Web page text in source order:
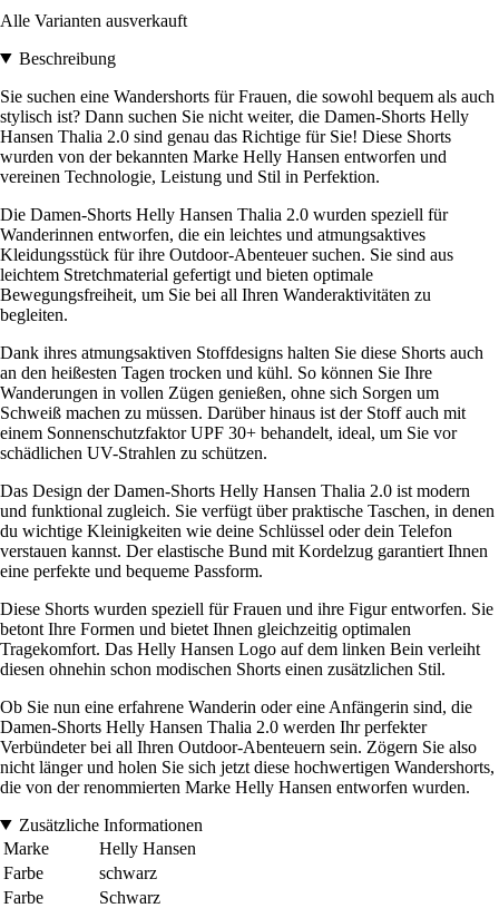
Alle Varianten ausverkauft
Beschreibung
Sie suchen eine Wandershorts für Frauen, die sowohl bequem als auch
stylisch ist? Dann suchen Sie nicht weiter, die Damen-Shorts Helly
Hansen Thalia 2.0 sind genau das Richtige für Sie! Diese Shorts
wurden von der bekannten Marke Helly Hansen entworfen und
vereinen Technologie, Leistung und Stil in Perfektion.
Die Damen-Shorts Helly Hansen Thalia 2.0 wurden speziell für
Wanderinnen entworfen, die ein leichtes und atmungsaktives
Kleidungsstück für ihre Outdoor-Abenteuer suchen. Sie sind aus
leichtem Stretchmaterial gefertigt und bieten optimale
Bewegungsfreiheit, um Sie bei all Ihren Wanderaktivitäten zu
begleiten.
Dank ihres atmungsaktiven Stoffdesigns halten Sie diese Shorts auch
an den heißesten Tagen trocken und kühl. So können Sie Ihre
Wanderungen in vollen Zügen genießen, ohne sich Sorgen um
Schweiß machen zu müssen. Darüber hinaus ist der Stoff auch mit
einem Sonnenschutzfaktor UPF 30+ behandelt, ideal, um Sie vor
schädlichen UV-Strahlen zu schützen.
Das Design der Damen-Shorts Helly Hansen Thalia 2.0 ist modern
und funktional zugleich. Sie verfügt über praktische Taschen, in denen
du wichtige Kleinigkeiten wie deine Schlüssel oder dein Telefon
verstauen kannst. Der elastische Bund mit Kordelzug garantiert Ihnen
eine perfekte und bequeme Passform.
Diese Shorts wurden speziell für Frauen und ihre Figur entworfen. Sie
betont Ihre Formen und bietet Ihnen gleichzeitig optimalen
Tragekomfort. Das Helly Hansen Logo auf dem linken Bein verleiht
diesen ohnehin schon modischen Shorts einen zusätzlichen Stil.
Ob Sie nun eine erfahrene Wanderin oder eine Anfängerin sind, die
Damen-Shorts Helly Hansen Thalia 2.0 werden Ihr perfekter
Verbündeter bei all Ihren Outdoor-Abenteuern sein. Zögern Sie also
nicht länger und holen Sie sich jetzt diese hochwertigen Wandershorts,
die von der renommierten Marke Helly Hansen entworfen wurden.
Zusätzliche Informationen
Marke
Helly Hansen
Farbe
schwarz
Farbe
Schwarz